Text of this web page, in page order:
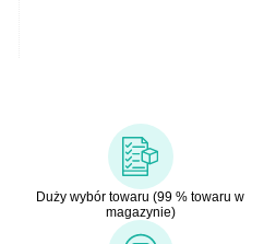
Duży wybór towaru (99 % towaru w
magazynie)